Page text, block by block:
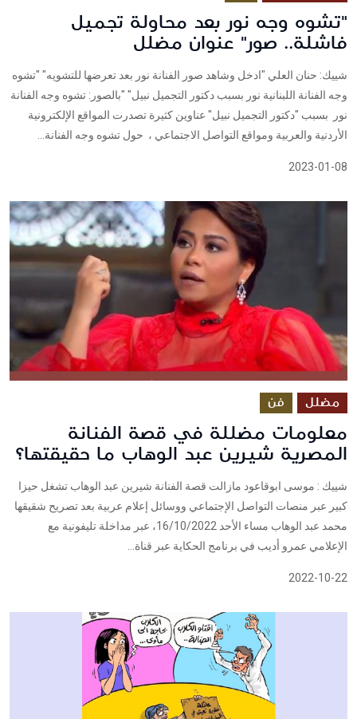
"تشوه وجه نور بعد محاولة تجميل
فاشلة.. صور" عنوان مضلل
شييك: حنان العلي "ادخل وشاهد صور الفنانة نور بعد تعرضها للتشويه" "تشوه
وجه الفنانة اللبنانية نور بسبب دكتور التجميل نبيل" "بالصور: تشوه وجه الفنانة
نور بسبب "دكتور التجميل نبيل" عناوين كثيرة تصدرت المواقع الإلكترونية
الأردنية والعربية ومواقع التواصل الاجتماعي ، حول تشوه وجه الفنانة...
2023-01-08
مضلل فن
معلومات مضللة في قصة الفنانة
المصرية شيرين عبد الوهاب ما حقيقتها؟
شييك : موسى ابوقاعود مازالت قصة الفنانة شيرين عبد الوهاب تشغل حيزا
كبير عبر منصات التواصل الإجتماعي ووسائل إعلام عربية بعد تصريح شقيقها
محمد عبد الوهاب مساء الأحد 16/10/2022، عبر مداخلة تليفونية مع
الإعلامي عمرو أديب في برنامج الحكاية عبر قناة...
2022-10-22